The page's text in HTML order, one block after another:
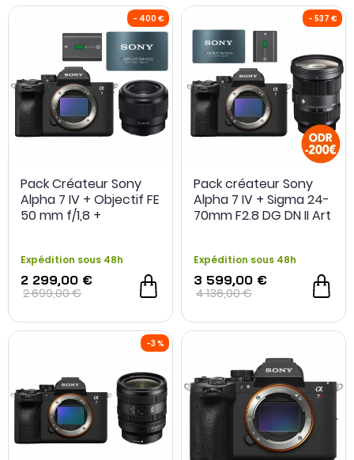
Pack Créateur Sony
Alpha 7 IV + Objectif FE
50 mm f/1,8 +
Expédition sous 48h
2 299,00 €
2 699,00 €
Pack créateur Sony
Alpha 7 IV + Sigma 24-
70mm F2.8 DG DN II Art
Expédition sous 48h
3 599,00 €
4 136,00 €